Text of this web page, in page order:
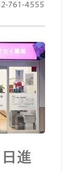
761-4555
進